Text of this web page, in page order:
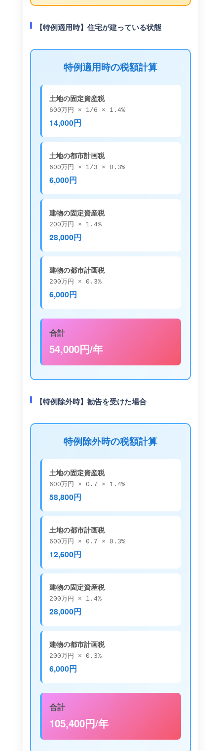
【特例適用時】住宅が建っている状態
特例適用時の税額計算
土地の固定資産税
600万円 × 1/6 × 1.4%
14,000円
土地の都市計画税
600万円 × 1/3 × 0.3%
6,000円
建物の固定資産税
200万円 × 1.4%
28,000円
建物の都市計画税
200万円 × 0.3%
6,000円
合計
54,000円/年
【特例除外時】勧告を受けた場合
特例除外時の税額計算
土地の固定資産税
600万円 × 0.7 × 1.4%
58,800円
土地の都市計画税
600万円 × 0.7 × 0.3%
12,600円
建物の固定資産税
200万円 × 1.4%
28,000円
建物の都市計画税
200万円 × 0.3%
6,000円
合計
105,400円/年